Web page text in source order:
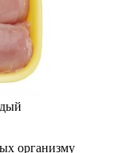
организму